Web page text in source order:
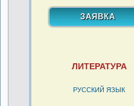
ЛИТЕРАТУРА
РУССКИЙ ЯЗЫК